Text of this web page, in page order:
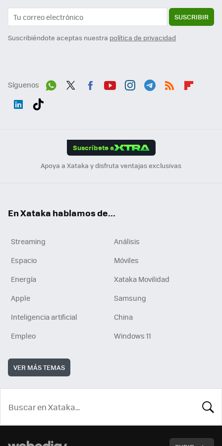
SUSCRIBIR
Suscribiéndote aceptas nuestra política de privacidad
Síguenos
Suscríbete a
Apoya a Xataka y disfruta ventajas exclusivas
En Xataka hablamos de...
Streaming
Análisis
Espacio
Móviles
Energía
Xataka Movilidad
Apple
Samsung
Inteligencia artificial
China
Empleo
Windows 11
VER MÁS TEMAS